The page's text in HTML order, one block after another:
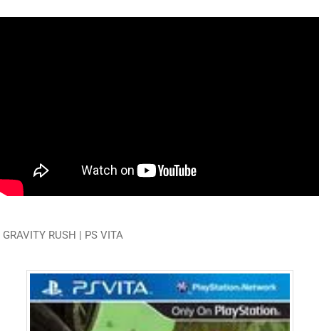
GRAVITY RUSH | PS VITA